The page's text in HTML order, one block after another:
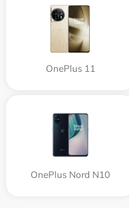
OnePlus 11
OnePlus Nord N10